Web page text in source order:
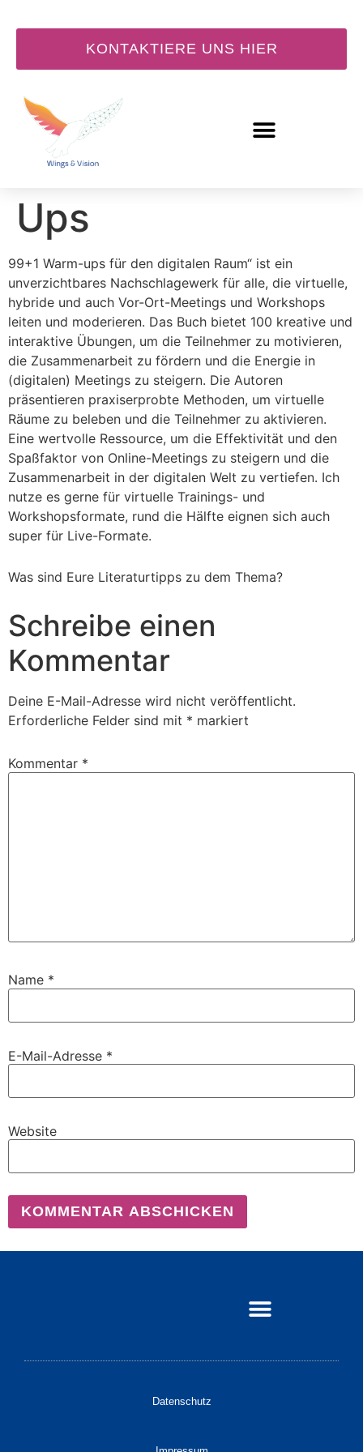
KONTAKTIERE UNS HIER
9.12. 99+1 Warm
Ups
99+1 Warm-ups für den digitalen Raum“ ist ein
unverzichtbares Nachschlagewerk für alle, die virtuelle,
hybride und auch Vor-Ort-Meetings und Workshops
leiten und moderieren. Das Buch bietet 100 kreative und
interaktive Übungen, um die Teilnehmer zu motivieren,
die Zusammenarbeit zu fördern und die Energie in
(digitalen) Meetings zu steigern. Die Autoren
präsentieren praxiserprobte Methoden, um virtuelle
Räume zu beleben und die Teilnehmer zu aktivieren.
Eine wertvolle Ressource, um die Effektivität und den
Spaßfaktor von Online-Meetings zu steigern und die
Zusammenarbeit in der digitalen Welt zu vertiefen. Ich
nutze es gerne für virtuelle Trainings- und
Workshopsformate, rund die Hälfte eignen sich auch
super für Live-Formate.
Was sind Eure Literaturtipps zu dem Thema?
Schreibe einen
Kommentar
Deine E-Mail-Adresse wird nicht veröffentlicht.
Erforderliche Felder sind mit * markiert
Kommentar *
Name *
E-Mail-Adresse *
Website
Datenschutz